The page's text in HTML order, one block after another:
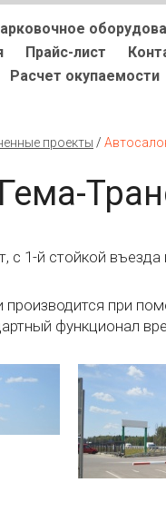
Прайс-лист
Расчет окупаемости
проекты /
с 1-й стойкой въезда
производится при
функционал